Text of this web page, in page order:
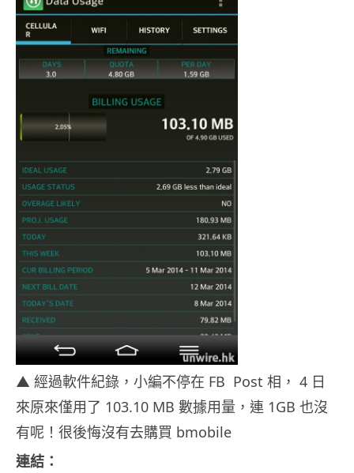
▲ 經過軟件紀錄，小編不停在 FB Post 相， 4 日
來原來僅用了 103.10 MB 數據用量，連 1GB 也沒
有呢！很後悔沒有去購買 bmobile
連結：